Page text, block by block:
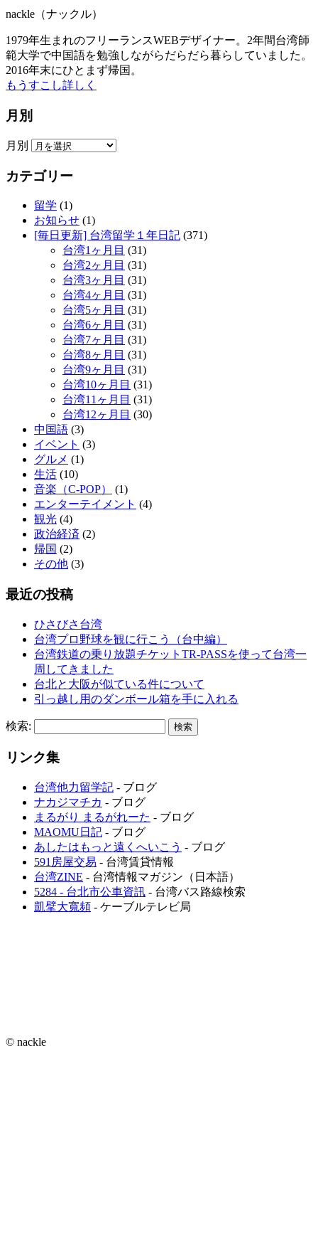
nackle（ナックル）
1979年生まれのフリーランスWEBデザイナー。2年間台湾師
範大学で中国語を勉強しながらだらだら暮らしていました。
2016年末にひとまず帰国。
もうすこし詳しく
月別
月別
カテゴリー
留学 (1)
お知らせ (1)
[毎日更新] 台湾留学１年日記 (371)
台湾1ヶ月目 (31)
台湾2ヶ月目 (31)
台湾3ヶ月目 (31)
台湾4ヶ月目 (31)
台湾5ヶ月目 (31)
台湾6ヶ月目 (31)
台湾7ヶ月目 (31)
台湾8ヶ月目 (31)
台湾9ヶ月目 (31)
台湾10ヶ月目 (31)
台湾11ヶ月目 (31)
台湾12ヶ月目 (30)
中国語 (3)
イベント (3)
グルメ (1)
生活 (10)
音楽（C-POP）
(1)
エンターテイメント (4)
観光 (4)
政治経済 (2)
帰国 (2)
その他 (3)
最近の投稿
ひさびさ台湾
台湾プロ野球を観に行こう（台中編）
台湾鉄道の乗り放題チケットTR-PASSを使って台湾一
周してきました
台北と大阪が似ている件について
引っ越し用のダンボール箱を手に入れる
検索:
リンク集
台湾他力留学記 - ブログ
ナカジマチカ - ブログ
まるがり まるがれーた - ブログ
MAOMU日記 - ブログ
あしたはもっと遠くへいこう - ブログ
591房屋交易 - 台湾賃貸情報
台湾ZINE - 台湾情報マガジン（日本語）
5284 - 台北市公車資訊 - 台湾バス路線検索
凱擘大寬頻 - ケーブルテレビ局
© nackle